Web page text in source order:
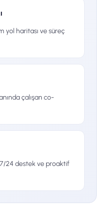
yol haritası ve süreç
çalışan co-
24 destek ve proaktif